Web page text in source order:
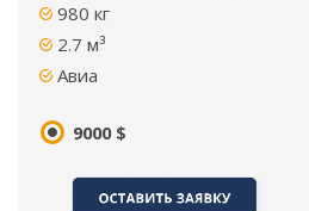
980 кг
2.7 м³
Авиа
9000 $